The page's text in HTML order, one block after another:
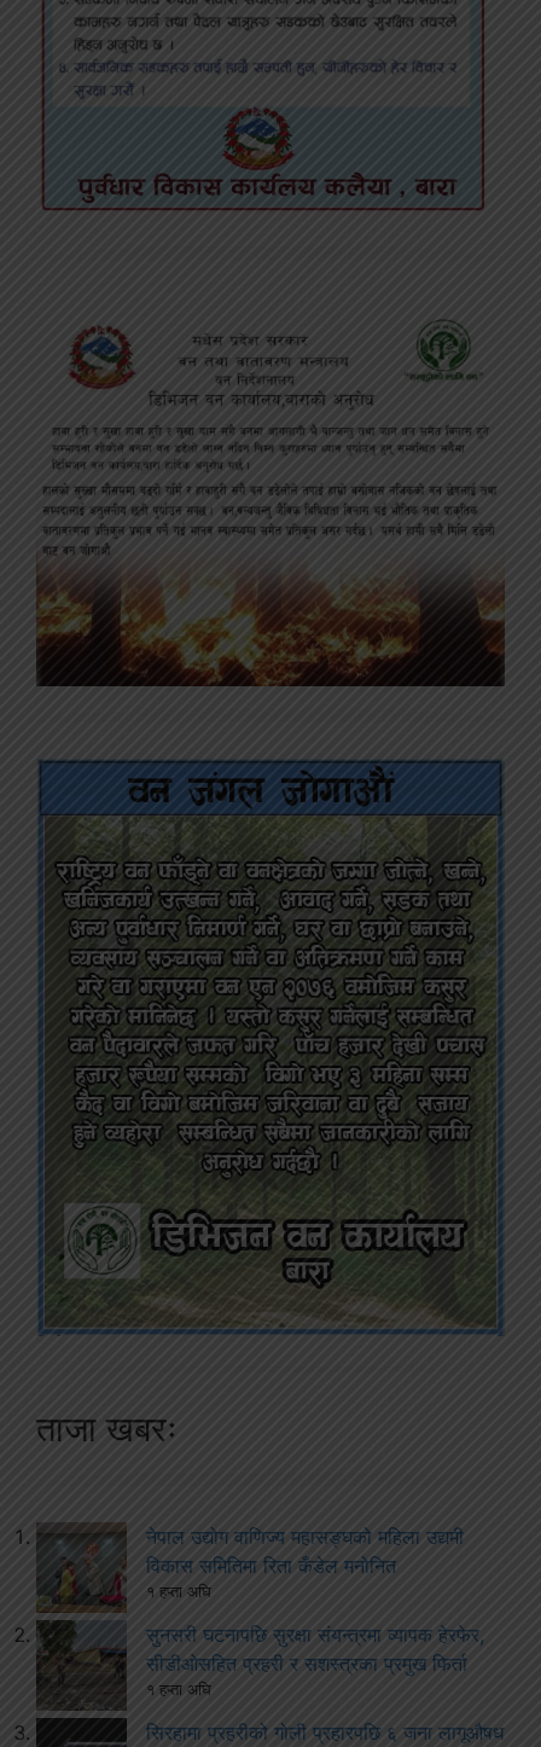
ताजा खबरः
नेपाल उद्योग वाणिज्य महासङ्घको महिला उद्यमी
विकास समितिमा रिता कँडेल मनोनित
१ हप्ता अघि
सुनसरी घटनापछि सुरक्षा संयन्त्रमा व्यापक हेरफेर,
सीडीओसहित प्रहरी र सशस्त्रका प्रमुख फिर्ता
१ हप्ता अघि
सिरहामा प्रहरीको गोली प्रहारपछि ६ जना लागूऔषध